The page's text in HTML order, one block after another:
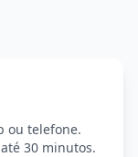
ou telefone.
30 minutos.